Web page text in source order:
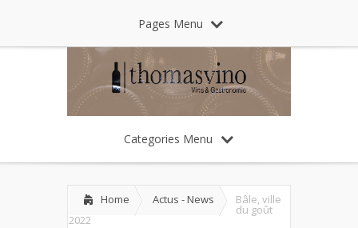
Pages Menu
Categories Menu
Home Actus - News Bâle, ville
du goût
2022